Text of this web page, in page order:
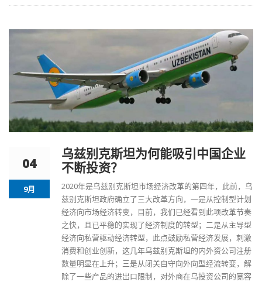
04
9月
乌兹别克斯坦为何能吸引中国企业
不断投资？
2020年是乌兹别克斯坦市场经济改革的第四年，此前，乌
兹别克斯坦政府确立了三大改革方向，一是从控制型计划
经济向市场经济转变，目前，我们已经看到此项改革节奏
之快，且已平稳的实现了经济制度的转型；二是从主导型
经济向私营驱动经济转型，此点鼓励私营经济发展，刺激
消费和创业创新，这几年乌兹别克斯坦的内外资公司注册
数量明显在上升；三是从闭关自守向外向型经流转变，解
除了一些产品的进出口限制，对外商在乌投资公司的宽容